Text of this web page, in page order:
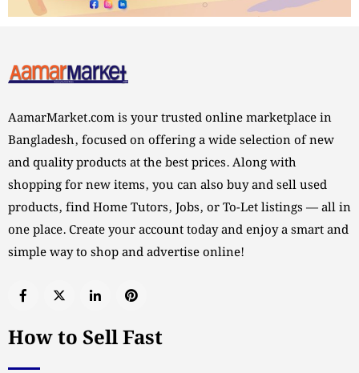
AamarMarket.com is your trusted online marketplace in
Bangladesh, focused on offering a wide selection of new
and quality products at the best prices. Along with
shopping for new items, you can also buy and sell used
products, find Home Tutors, Jobs, or To-Let listings — all in
one place. Create your account today and enjoy a smart and
simple way to shop and advertise online!
How to Sell Fast